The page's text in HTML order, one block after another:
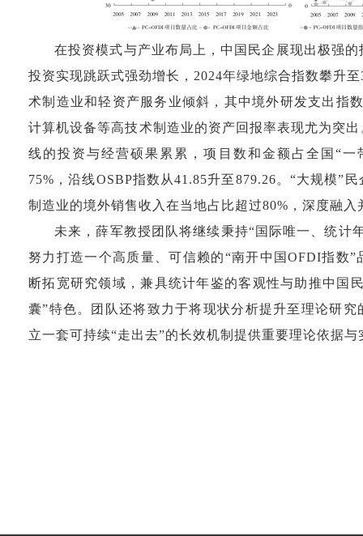
在投资模式与产业布局上，中国民企展现出极强
投资实现跳跃式强劲增长，2024年绿地综合指数攀升
术制造业和轻资产服务业倾斜，其中境外研发支出指
计算机设备等高技术制造业的资产回报率表现尤为突
线的投资与经营硕果累累，项目数和金额占全国“一
75%，沿线OSBP指数从41.85升至879.26。“大规模”
制造业的境外销售收入在当地占比超过80%，深度融
未来，薛军教授团队将继续秉持“国际唯一、统计
努力打造一个高质量、可信赖的“南开中国OFDI指数
断拓宽研究领域，兼具统计年鉴的客观性与助推中国
囊”特色。团队还将致力于将现状分析提升至理论研
立一套可持续“走出去”的长效机制提供重要理论依据与